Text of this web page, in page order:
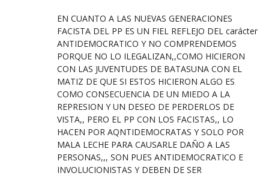
EN CUANTO A LAS NUEVAS GENERACIONES
FACISTA DEL PP ES UN FIEL REFLEJO DEL carácter
ANTIDEMOCRATICO Y NO COMPRENDEMOS
PORQUE NO LO ILEGALIZAN,,COMO HICIERON
CON LAS JUVENTUDES DE BATASUNA CON EL
MATIZ DE QUE SI ESTOS HICIERON ALGO ES
COMO CONSECUENCIA DE UN MIEDO A LA
REPRESION Y UN DESEO DE PERDERLOS DE
VISTA,, PERO EL PP CON LOS FACISTAS,, LO
HACEN POR AQNTIDEMOCRATAS Y SOLO POR
MALA LECHE PARA CAUSARLE DAÑO A LAS
PERSONAS,,, SON PUES ANTIDEMOCRATICO E
INVOLUCIONISTAS Y DEBEN DE SER